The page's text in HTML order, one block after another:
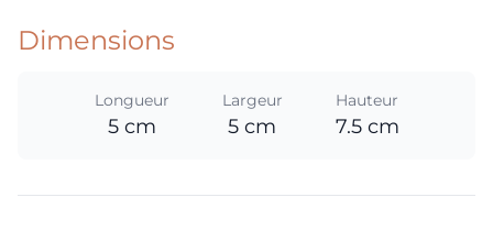
Dimensions
Longueur
5 cm
Largeur
5 cm
Hauteur
7.5 cm